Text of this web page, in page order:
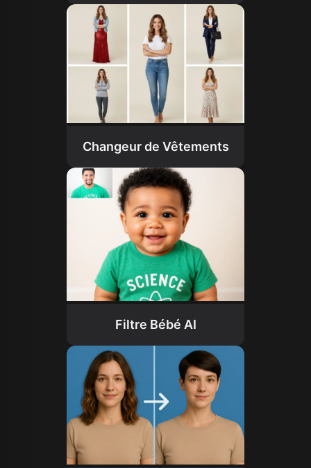
Changeur de Vêtements
Filtre Bébé AI